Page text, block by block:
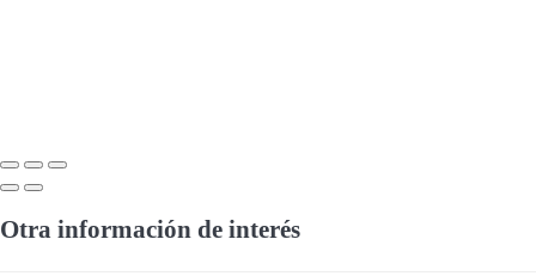
Otra información de interés